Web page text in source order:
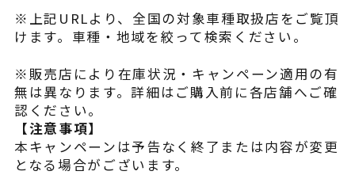
※上記URLより、全国の対象車種取扱店をご覧頂
けます。車種・地域を絞って検索ください。
※販売店により在庫状況・キャンペーン適用の有
無は異なります。詳細はご購入前に各店舗へご確
認ください。
【注意事項】
本キャンペーンは予告なく終了または内容が変更
となる場合がございます。